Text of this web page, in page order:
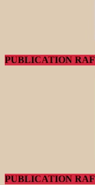
PUBLICATION RAF
PUBLICATION